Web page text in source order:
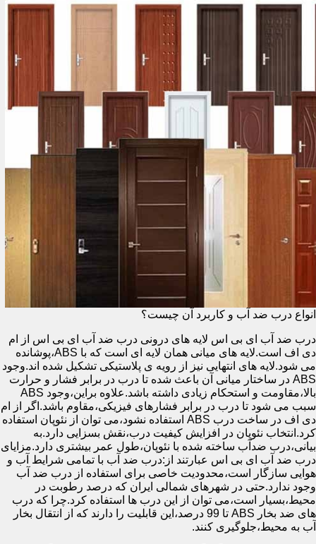
انواع درب ضد آب و کاربرد آن چیست؟
درب ضد آب ای بی اس لایه های درونی درب ضد آب ای بی اس از ام
دی اف است.لایه های میانی همان لایه ای است که با ABS،پوشانده
می شود.لایه های انتهایی نیز از رویه ی پلاستیکی تشکیل شده اند.وجود
ABS در ساختار میانی آن باعث شده تا درب در برابر فشار و حرارت
بالا،مقاومت و استحکام زیادی داشته باشد.علاوه براین،وجود ABS
سبب می شود تا درب در برابر فشارهای فیزیکی،مقاوم باشد.اگر از ام
دی اف در ساخت درب ABS استفاده نشود،می توان از نئوپان استفاده
کرد.انتخاب نئوپان در افزایش کیفیت درب،نقش بسزایی دارد.به
بیانی،درب ضدآب ساخته شده با نئوپان،طول عمر بیشتری دارد.مزایای
درب ضد آب ای بی اس عبارتند از:درب ضد آب با تمامی شرایط آب و
هوایی سازگار است،محدودیت خاصی برای استفاده از درب ضد آب
وجود ندارد.حتی در شهرهای شمالی ایران که درصد رطوبت در
محیط،بسیار است،می توان از این درب ها استفاده کرد.چرا که درب
های ضد بخار ABS تا 99 درصد،این قابلیت را دارند که از انتقال بخار
آب به محیط،جلوگیری کنند.